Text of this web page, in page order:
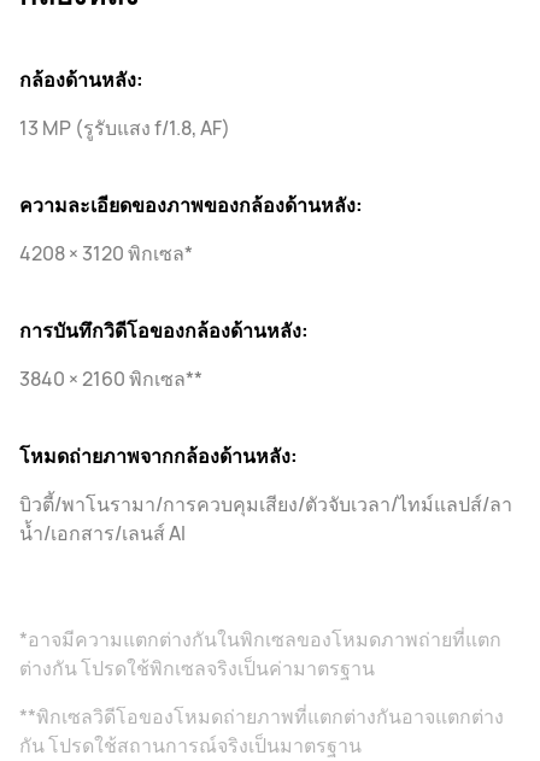
กล้องด้านหลัง:
13 MP (รูรับแสง f/1.8, AF)
ความละเอียดของภาพของกล้องด้านหลัง:
4208 × 3120 พิกเซล*
การบันทึกวิดีโอของกล้องด้านหลัง:
3840 × 2160 พิกเซล**
โหมดถ่ายภาพจากกล้องด้านหลัง:
บิวตี้/พาโนรามา/การควบคุมเสียง/ตัวจับเวลา/ไทม์แลปส์/ลา
น้ำ/เอกสาร/เลนส์ AI
*อาจมีความแตกต่างกันในพิกเซลของโหมดภาพถ่ายที่แตก
ต่างกัน โปรดใช้พิกเซลจริงเป็นค่ามาตรฐาน
**พิกเซลวิดีโอของโหมดถ่ายภาพที่แตกต่างกันอาจแตกต่าง
กัน โปรดใช้สถานการณ์จริงเป็นมาตรฐาน